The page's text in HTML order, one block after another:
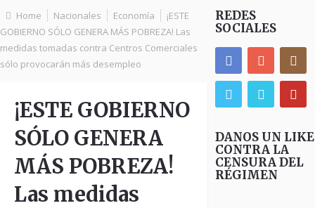
Home Nacionales Economía
¡ESTE
GOBIERNO SÓLO GENERA MÁS POBREZA! Las
medidas tomadas contra Centros Comerciales
sólo provocarán más desempleo
¡ESTE GOBIERNO
SÓLO GENERA
MÁS POBREZA!
Las medidas
REDES
SOCIALES
DANOS UN LIKE
CONTRA LA
CENSURA DEL
RÉGIMEN